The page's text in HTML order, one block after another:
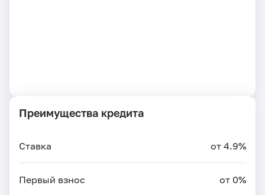
Преимущества кредита
Ставка от 4.9%
Первый взнос от 0%